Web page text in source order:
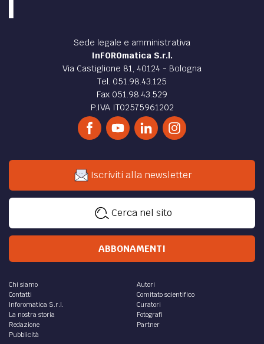
Sede legale e amministrativa
InFOROmatica S.r.l.
Via Castiglione 81, 40124 - Bologna
Tel. 051.98.43.125
Fax 051.98.43.529
P.IVA IT02575961202
Iscriviti alla newsletter
Cerca nel sito
ABBONAMENTI
Chi siamo
Contatti
Inforomatica S.r.l.
La nostra storia
Redazione
Pubblicità
Autori
Comitato scientifico
Curatori
Fotografi
Partner